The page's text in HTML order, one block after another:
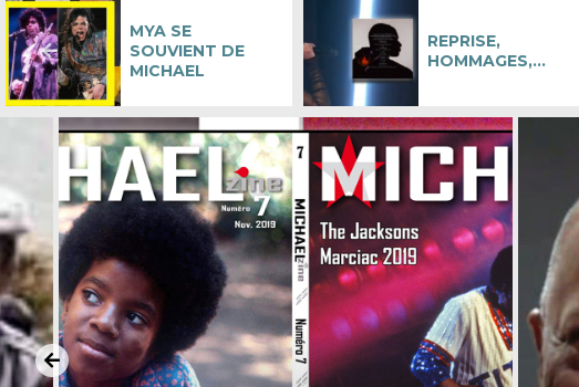
MYA SE
SOUVIENT DE
MICHAEL
REPRISE,
HOMMAGES,…